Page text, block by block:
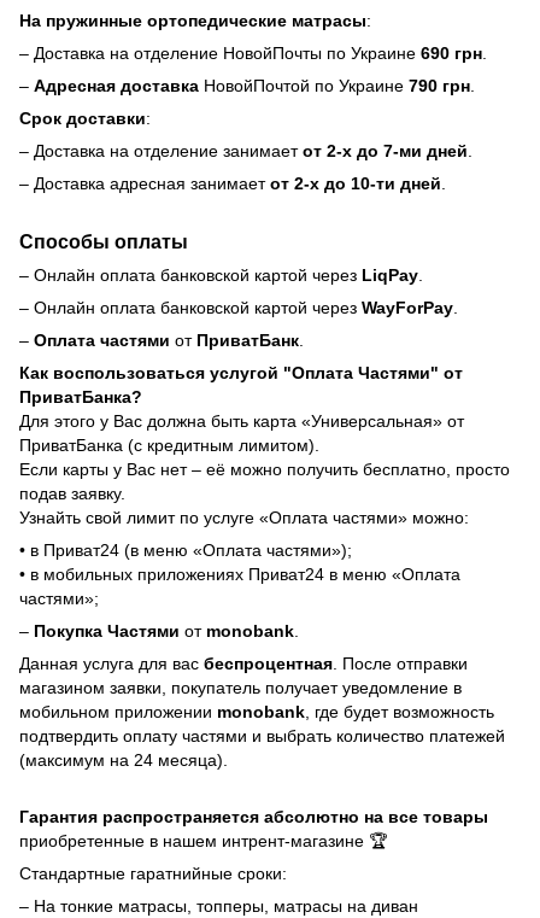
На пружинные ортопедические матрасы:
– Доставка на отделение НовойПочты по Украине 690 грн.
– Адресная доставка НовойПочтой по Украине 790 грн.
Срок доставки:
– Доставка на отделение занимаетот 2-х до 7-ми дней.
– Доставка адресная занимаетот 2-х до 10-ти дней.
Способы оплаты
– Онлайн оплата банковской картой через LiqPay.
– Онлайн оплата банковской картой через WayForPay.
– Оплата частями от ПриватБанк.
Как воспользоваться услугой "Оплата Частями" от
ПриватБанка?
Для этого у Вас должна быть карта «Универсальная» от
ПриватБанка (с кредитным лимитом).
Если карты у Вас нет – её можно получить бесплатно, просто
подав заявку.
Узнайть свой лимит по услуге «Оплата частями» можно:
• в Приват24 (в меню «Оплата частями»);
• в мобильных приложениях Приват24 в меню «Оплата
частями»;
– Покупка Частями от monobank.
Данная услуга для вас беспроцентная. После отправки
магазином заявки, покупатель получает уведомление в
мобильном приложении monobank, где будет возможность
подтвердить оплату частями и выбрать количество платежей
(максимум на 24 месяца).
Гарантия распространяется абсолютно на все товары
приобретенные в нашем интрент-магазине 🏆
Стандартные гаратнийные сроки:
– На тонкие матрасы, топперы, матрасы на диван